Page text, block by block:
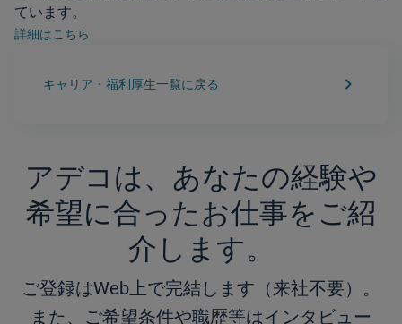
ています。
詳細はこちら
キャリア・福利厚生一覧に戻る keyboard_arrow_right
アデコは、あなたの経験や
希望に合ったお仕事をご紹
介します。
ご登録はWeb上で完結します（来社不要）。
また、ご希望条件や職歴等はインタビュー